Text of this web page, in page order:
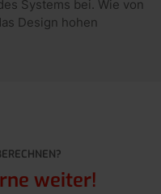
Systems bei. Wie von
Design hohen
weiter!